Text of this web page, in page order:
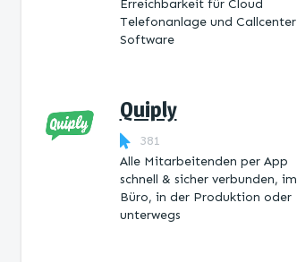
Erreichbarkeit für Cloud
Telefonanlage und Callcenter
Software
Quiply
381
Alle Mitarbeitenden per App
schnell & sicher verbunden, im
Büro, in der Produktion oder
unterwegs